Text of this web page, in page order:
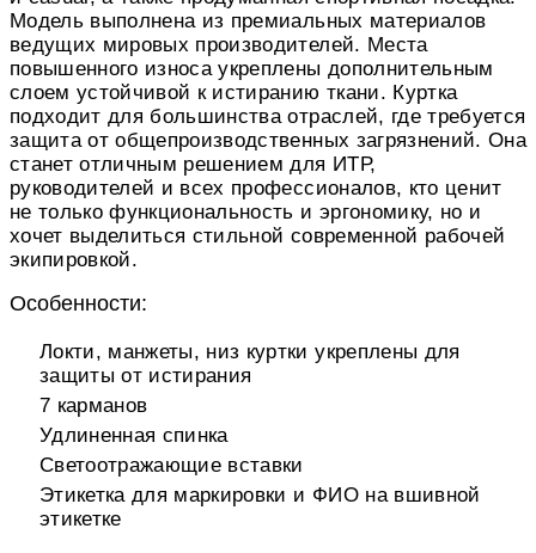
Модель выполнена из премиальных материалов
ведущих мировых производителей. Места
повышенного износа укреплены дополнительным
слоем устойчивой к истиранию ткани. Куртка
подходит для большинства отраслей, где требуется
защита от общепроизводственных загрязнений. Она
станет отличным решением для ИТР,
руководителей и всех профессионалов, кто ценит
не только функциональность и эргономику, но и
хочет выделиться стильной современной рабочей
экипировкой.
Особенности:
Локти, манжеты, низ куртки укреплены для
защиты от истирания
7 карманов
Удлиненная спинка
Светоотражающие вставки
Этикетка для маркировки и ФИО на вшивной
этикетке